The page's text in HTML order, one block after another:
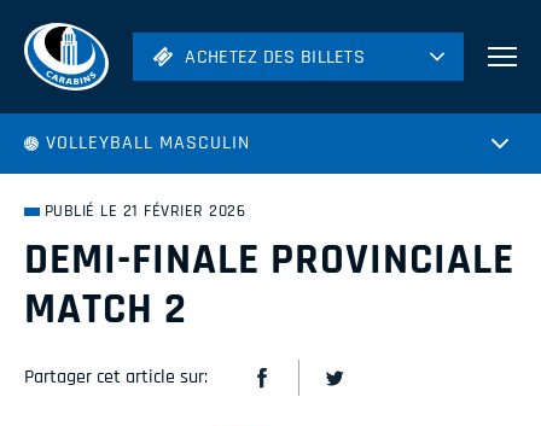
ACHETEZ DES BILLETS
Hockey
ACHETEZ DES BILLETS
VOLLEYBALL MASCULIN
PUBLIÉ LE 21 FÉVRIER 2026
DEMI-FINALE PROVINCIALE
MATCH 2
Partager cet article sur: